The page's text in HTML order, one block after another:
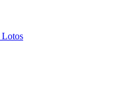
Lotos